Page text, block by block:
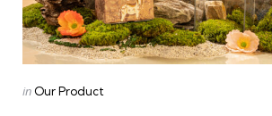
Categories
Posted
in Our Product